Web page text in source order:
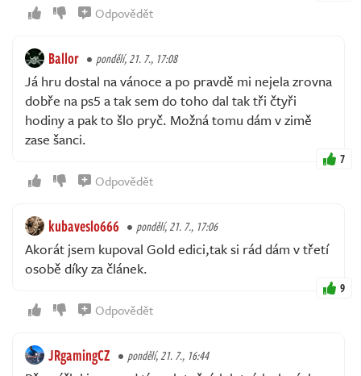
Odpovědět
Ballor pondělí, 21. 7., 17:08
Já hru dostal na vánoce a po pravdě mi nejela zrovna
dobře na ps5 a tak sem do toho dal tak tři čtyři
hodiny a pak to šlo pryč. Možná tomu dám v zimě
zase šanci.
7
Odpovědět
kubaveslo666 pondělí, 21. 7., 17:06
Akorát jsem kupoval Gold edici,tak si rád dám v třetí
osobě díky za článek.
9
Odpovědět
JRgamingCZ pondělí, 21. 7., 16:44